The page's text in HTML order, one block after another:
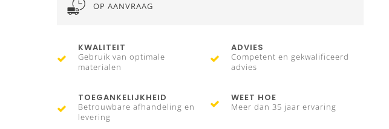
OP AANVRAAG
KWALITEIT
Gebruik van optimale
materialen
ADVIES
Competent en gekwalificeerd
advies
TOEGANKELIJKHEID
Betrouwbare afhandeling en
levering
WEET HOE
Meer dan 35 jaar ervaring